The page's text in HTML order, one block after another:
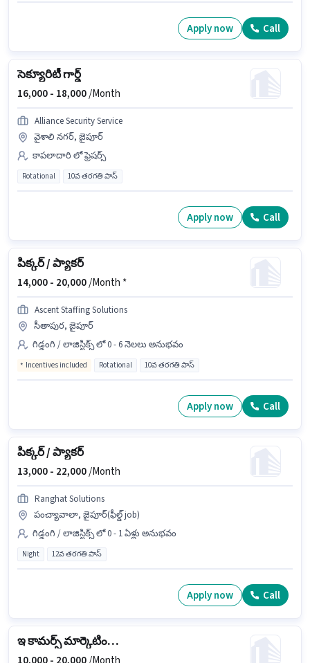
Apply now Call
సెక్యూరిటీ గార్డ్
16,000 - 18,000/Month
Alliance Security Service
వైశాలి నగర్, జైపూర్
కాపలాదారి లో ఫ్రెషర్స్
Rotational 10వ తరగతి పాస్
Apply now Call
పిక్కర్ / ప్యాకర్
14,000 - 20,000/Month *
Ascent Staffing Solutions
సీతాపుర, జైపూర్
గిడ్డంగి / లాజిస్టిక్స్ లో 0 - 6 నెలలు అనుభవం
Incentives included Rotational 10వ తరగతి పాస్
Apply now Call
పిక్కర్ / ప్యాకర్
13,000 - 22,000/Month
Ranghat Solutions
పంచ్యావాలా, జైపూర్(ఫీల్డ్ job)
గిడ్డంగి / లాజిస్టిక్స్ లో 0 - 1 ఏళ్లు అనుభవం
Night 12వ తరగతి పాస్
Apply now Call
ఇ కామర్స్ మార్కెటింగ్ ఎగ్జిక్యూటివ్